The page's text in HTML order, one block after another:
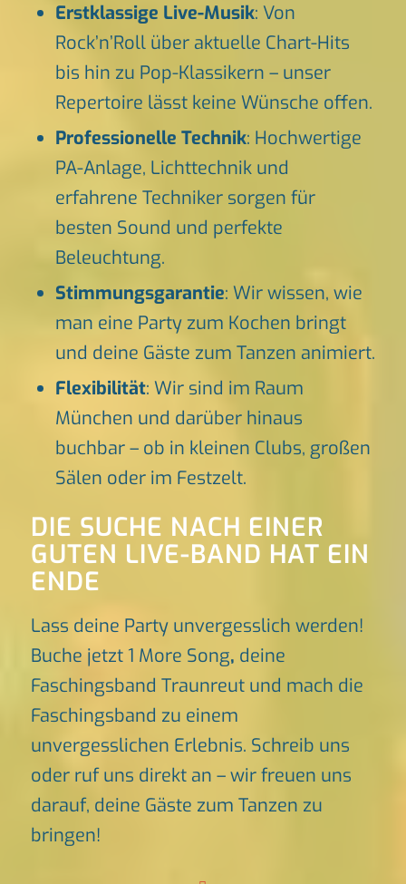
Erstklassige Live-Musik: Von
Rock’n’Roll über aktuelle Chart-Hits
bis hin zu Pop-Klassikern – unser
Repertoire lässt keine Wünsche offen.
Professionelle Technik: Hochwertige
PA-Anlage, Lichttechnik und
erfahrene Techniker sorgen für
besten Sound und perfekte
Beleuchtung.
Stimmungsgarantie: Wir wissen, wie
man eine Party zum Kochen bringt
und deine Gäste zum Tanzen animiert.
Flexibilität: Wir sind im Raum
München und darüber hinaus
buchbar – ob in kleinen Clubs, großen
Sälen oder im Festzelt.
DIE SUCHE NACH EINER
GUTEN LIVE-BAND HAT EIN
ENDE
Lass deine Party unvergesslich werden!
Buche jetzt 1 More Song, deine
Faschingsband Traunreut und mach die
Faschingsband zu einem
unvergesslichen Erlebnis. Schreib uns
oder ruf uns direkt an – wir freuen uns
darauf, deine Gäste zum Tanzen zu
bringen!